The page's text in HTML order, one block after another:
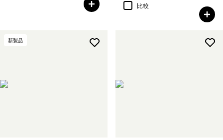
比較
新製品